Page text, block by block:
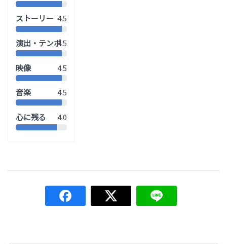
ストーリー 4.5
演出・テンポ4.5
映像 4.5
音楽 4.5
心に残る 4.0